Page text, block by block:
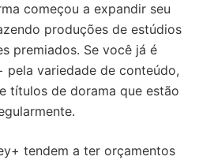
começou a expandir seu
produções de estúdios
premiados. Se você já é
pela variedade de conteúdo,
títulos de dorama que estão
tendem a ter orçamentos